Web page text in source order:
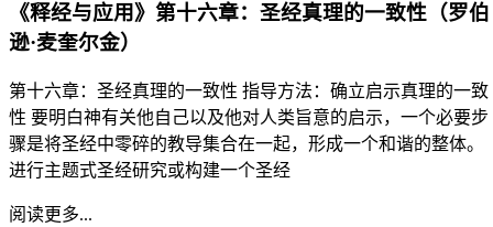
《释经与应用》第十六章：圣经真理的一致性（罗伯
逊·麦奎尔金）
第十六章：圣经真理的一致性 指导方法：确立启示真理的一致
性 要明白神有关他自己以及他对人类旨意的启示，一个必要步
骤是将圣经中零碎的教导集合在一起，形成一个和谐的整体。
进行主题式圣经研究或构建一个圣经
阅读更多...